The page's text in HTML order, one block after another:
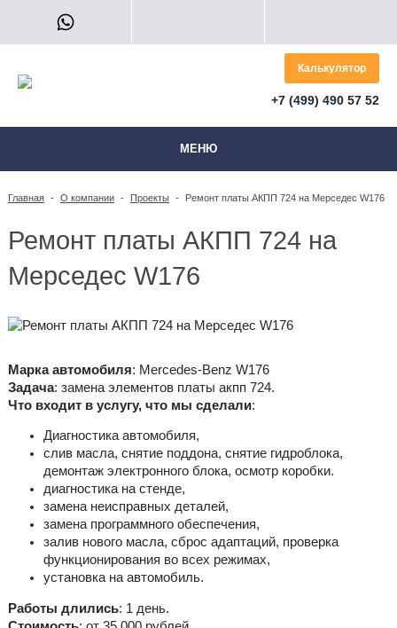
Калькулятор
+7 (499) 490 57 52
МЕНЮ
Главная - О компании - Проекты - Ремонт платы АКПП 724 на Мерседес W176
Ремонт платы АКПП 724 на
Мерседес W176
Марка автомобиля: Mercedes-Benz W176
Задача: замена элементов платы акпп 724.
Что входит в услугу, что мы сделали:
Диагностика автомобиля,
слив масла, снятие поддона, снятие гидроблока,
демонтаж электронного блока, осмотр коробки.
диагностика на стенде,
замена неисправных деталей,
замена программного обеспечения,
залив нового масла, сброс адаптаций, проверка
функционирования во всех режимах,
установка на автомобиль.
Работы длились: 1 день.